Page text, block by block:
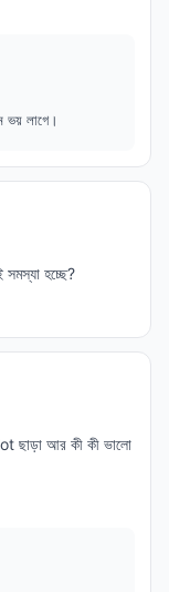
ভয় লাগে।
সমস্যা হচ্ছে?
ছাড়া আর কী কী ভালো